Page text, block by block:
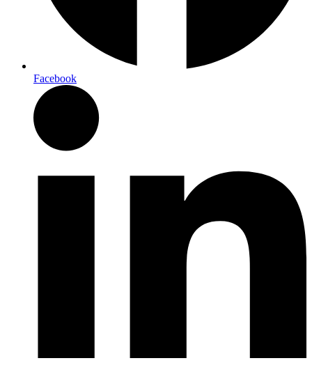
Facebook